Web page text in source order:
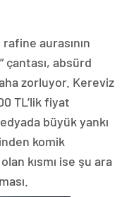
aurasının
çantası, absürd
zorluyor. Kereviz
TL’lik fiyat
büyük yankı
komik
kısmı ise şu ara